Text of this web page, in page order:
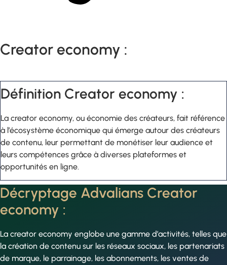
Creator economy :
Définition Creator economy :
La creator economy, ou économie des créateurs, fait référence
à l’écosystème économique qui émerge autour des créateurs
de contenu, leur permettant de monétiser leur audience et
leurs compétences grâce à diverses plateformes et
opportunités en ligne.
Décryptage Advalians Creator
economy :
La creator economy englobe une gamme d’activités, telles que
la création de contenu sur les réseaux sociaux, les partenariats
de marque, le parrainage, les abonnements, les ventes de